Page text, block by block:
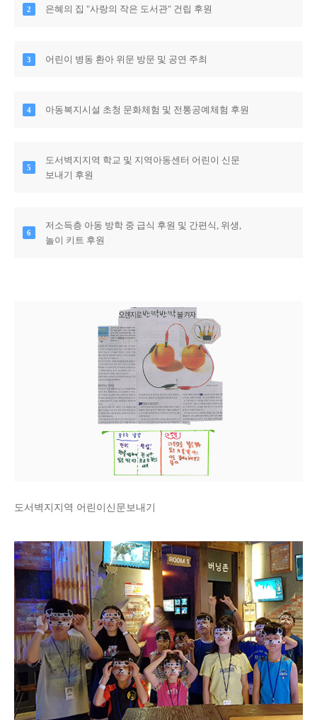
은혜의 집 "사랑의 작은 도서관" 건립 후원
어린이 병동 환아 위문 방문 및 공연 주최
아동복지시설 초청 문화체험 및 전통공예체험 후원
도서벽지지역 학교 및 지역아동센터 어린이 신문
보내기 후원
저소득층 아동 방학 중 급식 후원 및 간편식, 위생,
놀이 키트 후원
도서벽지지역 어린이신문보내기